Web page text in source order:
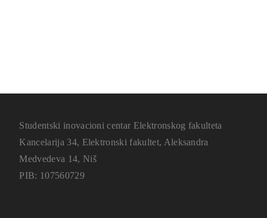
Studentski inovacioni centar Elektronskog fakulteta
Kancelarija 34, Elektronski fakultet, Aleksandra
Medvedeva 14, Niš
PIB: 107560729